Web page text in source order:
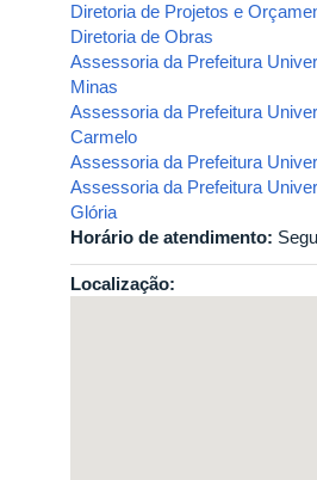
Diretoria de Projetos e
Diretoria de Obras
Assessoria da Prefeitura
Minas
Assessoria da Prefeitura
Carmelo
Assessoria da Prefeitura
Assessoria da Prefeitura
Glória
Horário de atendimento:
Localização: